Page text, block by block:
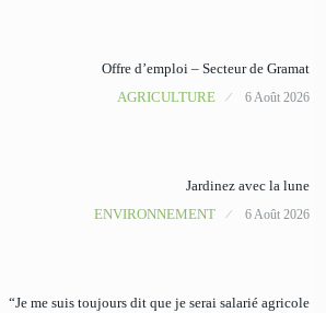
Offre d’emploi – Secteur de Gramat
AGRICULTURE
6 Août 2026
Jardinez avec la lune
ENVIRONNEMENT
6 Août 2026
“Je me suis toujours dit que je serai salarié agricole